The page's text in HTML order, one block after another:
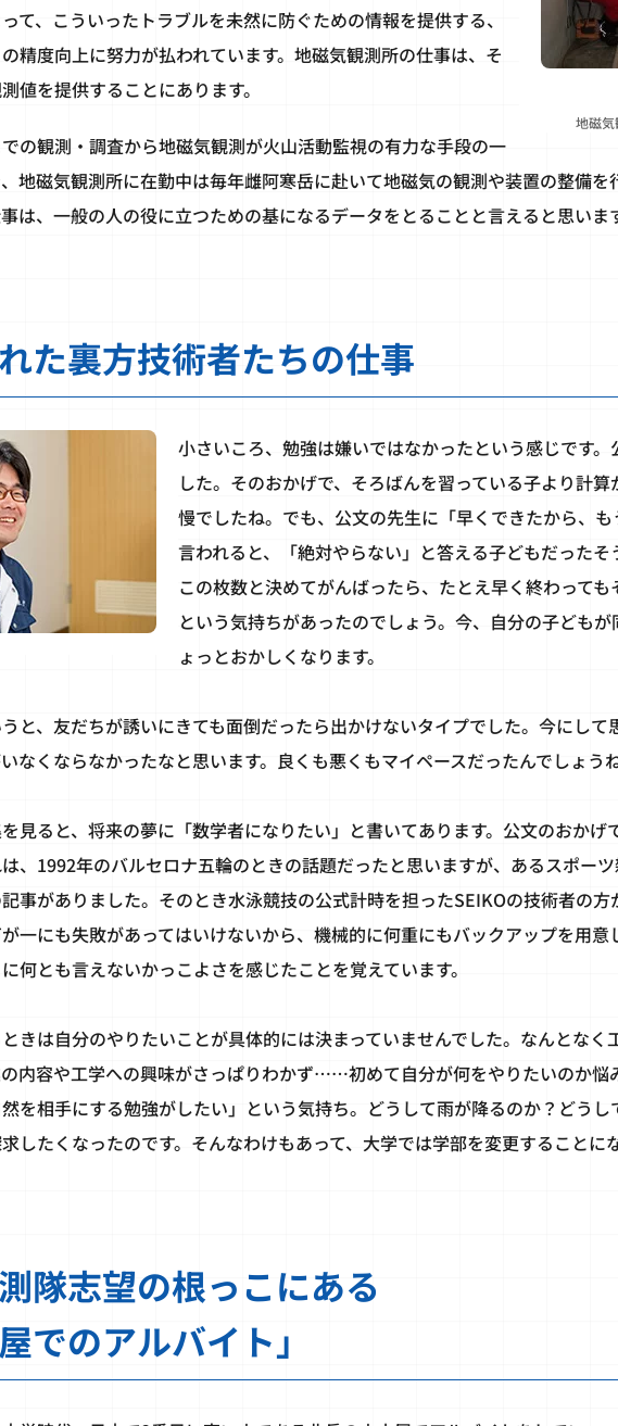
地磁
て、こういったトラブルを未然に防ぐための情報を提供する、
の精度向上に努力が払われています。地磁気観測所の仕事は、そ
値を提供することにあります。
の観測・調査から地磁気観測が火山活動監視の有力な手段の一
地磁気観測所に在勤中は毎年雌阿寒岳に赴いて地磁気の観測や装置の整備を
は、一般の人の役に立つための基になるデータをとることと言えると思いま
た裏方技術者たちの仕事
小さいころ、勉強は嫌いではなかったという感じです
した。そのおかげで、そろばんを習っている子より計
慢でしたね。でも、公文の先生に「早くできたから、
言われると、「絶対やらない」と答える子どもだった
この枚数と決めてがんばったら、たとえ早く終わって
という気持ちがあったのでしょう。今、自分の子ども
ょっとおかしくなります。
と、友だちが誘いにきても面倒だったら出かけないタイプでした。今にして
なくならなかったなと思います。良くも悪くもマイペースだったんでしょうね
見ると、将来の夢に「数学者になりたい」と書いてあります。公文のおかげ
、1992年のバルセロナ五輪のときの話題だったと思いますが、あるスポー
事がありました。そのとき水泳競技の公式計時を担ったSEIKOの技術者の
一にも失敗があってはいけないから、機械的に何重にもバックアップを用意
何とも言えないかっこよさを感じたことを覚えています。
きは自分のやりたいことが具体的には決まっていませんでした。なんとなく
内容や工学への興味がさっぱりわかず……初めて自分が何をやりたいのか悩
を相手にする勉強がしたい」という気持ち。どうして雨が降るのか？どう
したくなったのです。そんなわけもあって、大学では学部を変更することに
隊志望の根っこにある
でのアルバイト」